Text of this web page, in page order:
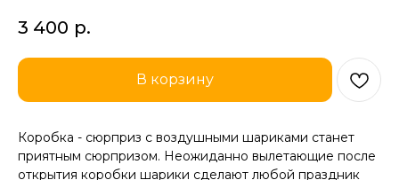
3 400 р.
В корзину
Коробка - сюрприз с воздушными шариками станет
приятным сюрпризом. Неожиданно вылетающие после
открытия коробки шарики сделают любой праздник